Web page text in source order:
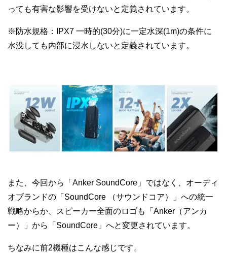
っても有害な影響を受けないと定義されています。
※防水規格：IPX7 一時的(30分)に一定水深(1m)の条件に
水没しても内部に浸水しないと定義されています。
また、今回から「Anker SoundCore」ではなく、オーディ
オブランドの「SoundCore （サウンドコア）」への統一
戦略からか、スピーカー全面のロゴも「Anker（アンカ
ー）」から「SoundCore」へと変更されています。
ちなみに前2機種はこんな感じです。